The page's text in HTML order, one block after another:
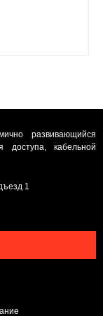
развивающийся
доступа, кабельной
1